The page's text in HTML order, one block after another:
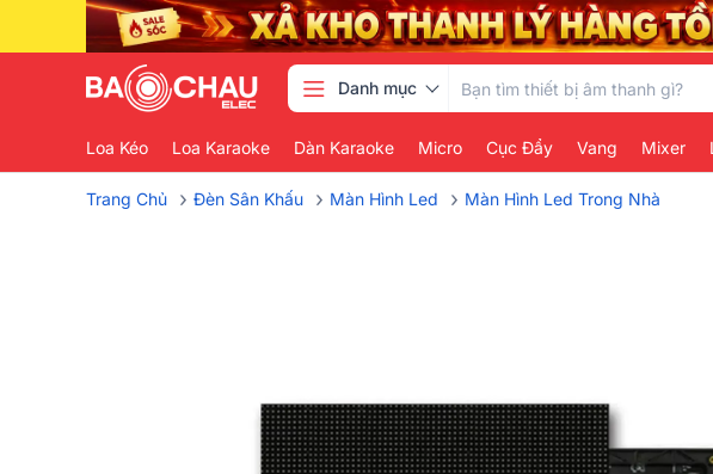
Danh mục
Loa Kéo Loa Karaoke Dàn Karaoke Micro Cục Đẩy Vang Mixer
Trang Chủ › Đèn Sân Khấu › Màn Hình Led › Màn Hình Led Trong Nhà